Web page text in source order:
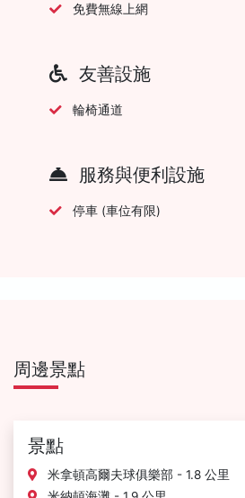
免費無線上網
友善設施
輪椅通道
服務與便利設施
停車 (車位有限)
周邊景點
景點
米拿頓高爾夫球俱樂部 - 1.8 公里